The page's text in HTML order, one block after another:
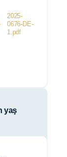
2025-
0676-DE-
1.pdf
yaş